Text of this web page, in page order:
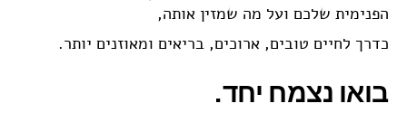
הפנימית שלכם ועל מה שמזין אותה,
כדרך לחיים טובים, ארוכים, בריאים ומאוזנים יותר.
בואו נצמח יחד.